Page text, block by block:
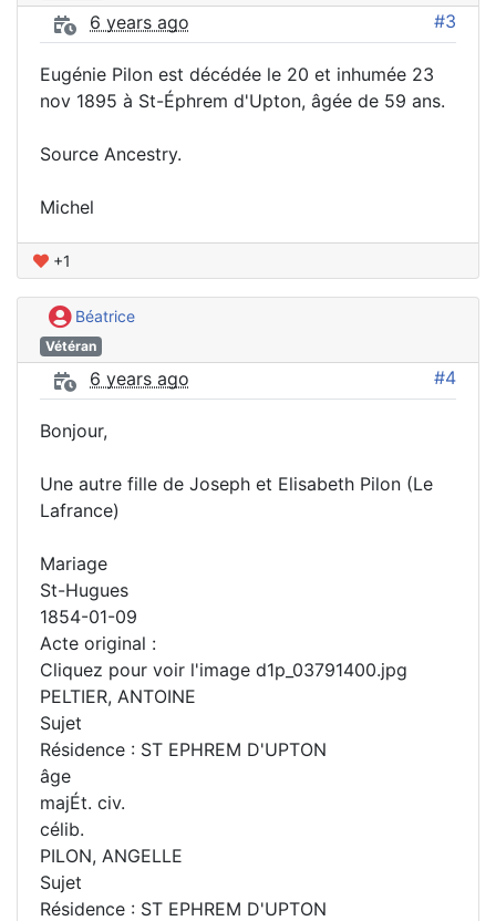
6 years ago #3
Eugénie Pilon est décédée le 20 et inhumée 23
nov 1895 à St-Éphrem d'Upton, âgée de 59 ans.
Source Ancestry.
Michel
+1
Béatrice
Vétéran
6 years ago #4
Bonjour,
Une autre fille de Joseph et Elisabeth Pilon (Le
Lafrance)
Mariage
St-Hugues
1854-01-09
Acte original :
Cliquez pour voir l'image d1p_03791400.jpg
PELTIER, ANTOINE
Sujet
Résidence : ST EPHREM D'UPTON
âge
majÉt. civ.
célib.
PILON, ANGELLE
Sujet
Résidence : ST EPHREM D'UPTON